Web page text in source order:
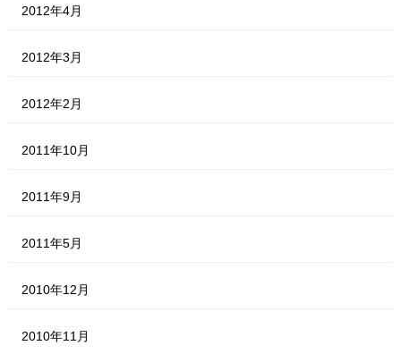
2012年4月
2012年3月
2012年2月
2011年10月
2011年9月
2011年5月
2010年12月
2010年11月